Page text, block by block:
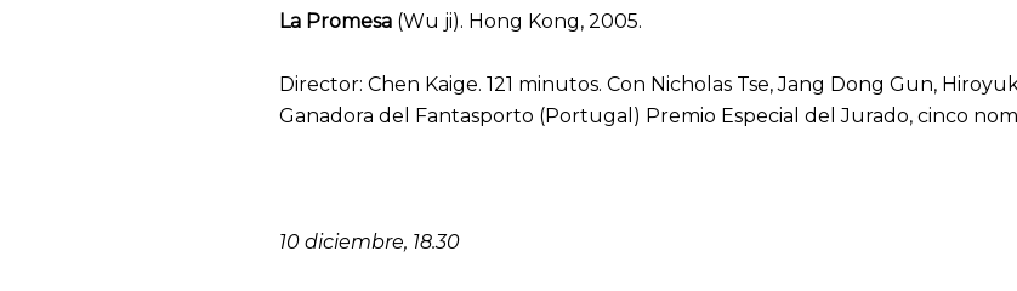
La Promesa (Wu ji). Hong Kong, 2005.
Director: Chen Kaige. 121 minutos. Con Nicholas Tse, Jang Dong Gun,
Ganadora del Fantasporto (Portugal) Premio Especial del Jurado, cinco
10 diciembre, 18.30